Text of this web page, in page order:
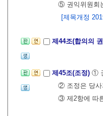
⑤ 권익위원회
[제목개정
제44조(합의의
제45조(조정) ①
② 조정은 당사
③ 제2항에 따